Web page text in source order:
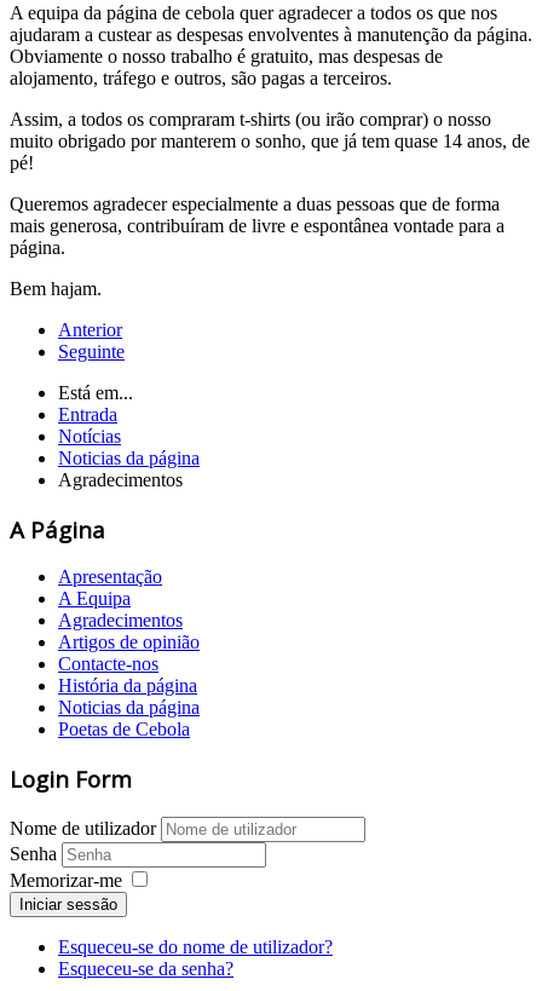
A equipa da página de cebola quer agradecer a todos os que nos
ajudaram a custear as despesas envolventes à manutenção da página.
Obviamente o nosso trabalho é gratuito, mas despesas de
alojamento, tráfego e outros, são pagas a terceiros.
Assim, a todos os compraram t-shirts (ou irão comprar) o nosso
muito obrigado por manterem o sonho, que já tem quase 14 anos, de
pé!
Queremos agradecer especialmente a duas pessoas que de forma
mais generosa, contribuíram de livre e espontânea vontade para a
página.
Bem hajam.
Anterior
Seguinte
Está em...
Entrada
Notícias
Noticias da página
Agradecimentos
A Página
Apresentação
A Equipa
Agradecimentos
Artigos de opinião
Contacte-nos
História da página
Noticias da página
Poetas de Cebola
Login Form
Nome de utilizador
Senha
Memorizar-me
Iniciar sessão
Esqueceu-se do nome de utilizador?
Esqueceu-se da senha?